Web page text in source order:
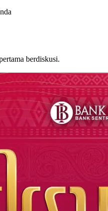
berdiskusi.